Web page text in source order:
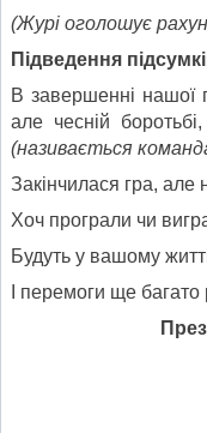
(Журі оголошує
Підведення
В завершенні нашої
але чесній
(називається
Закінчилася гра, але
Хоч програли чи
Будуть у вашому
І перемоги ще багато